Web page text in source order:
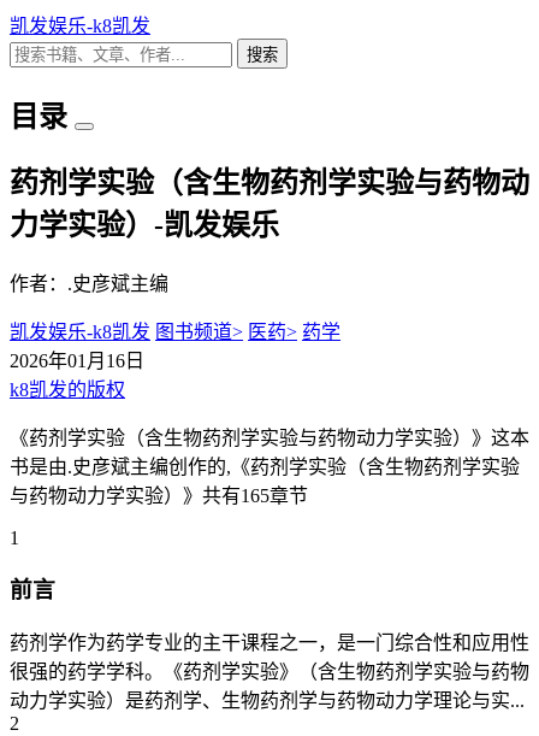
凯发娱乐-k8凯发
搜索
目录
药剂学实验（含生物药剂学实验与药物动
力学实验）-凯发娱乐
作者：.史彦斌主编
凯发娱乐-k8凯发 图书频道> 医药> 药学
2026年01月16日
k8凯发的版权
《药剂学实验（含生物药剂学实验与药物动力学实验）》这本
书是由.史彦斌主编创作的,《药剂学实验（含生物药剂学实验
与药物动力学实验）》共有165章节
1
前言
药剂学作为药学专业的主干课程之一，是一门综合性和应用性
很强的药学学科。《药剂学实验》（含生物药剂学实验与药物
动力学实验）是药剂学、生物药剂学与药物动力学理论与实...
2